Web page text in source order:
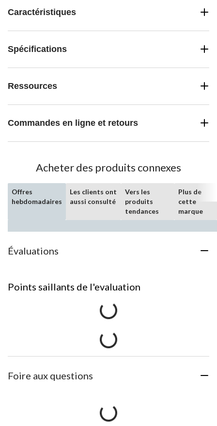
Caractéristiques
Spécifications
Ressources
Commandes en ligne et retours
Acheter des produits connexes
Offres
hebdomadaires
Les clients ont
aussi consulté
Vers les
produits
tendances
Plus de
cette
marque
Évaluations
Points saillants de l'evaluation
Foire aux questions